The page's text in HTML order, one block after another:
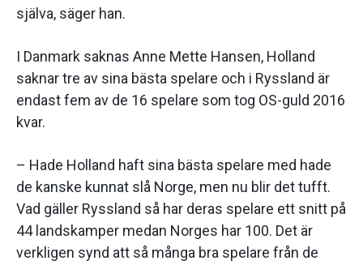
själva, säger han.
I Danmark saknas Anne Mette Hansen, Holland
saknar tre av sina bästa spelare och i Ryssland är
endast fem av de 16 spelare som tog OS-guld 2016
kvar.
– Hade Holland haft sina bästa spelare med hade
de kanske kunnat slå Norge, men nu blir det tufft.
Vad gäller Ryssland så har deras spelare ett snitt på
44 landskamper medan Norges har 100. Det är
verkligen synd att så många bra spelare från de